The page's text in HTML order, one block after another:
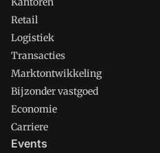
Retail
Logistiek
Transacties
Marktontwikkeling
Bijzonder vastgoed
Economie
Carriere
Events